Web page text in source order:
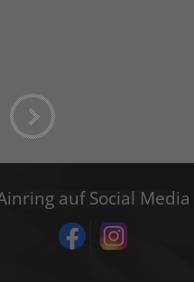
auf Social Media